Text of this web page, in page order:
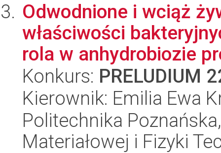
Odwodnione i wciąż
właściwości
rola w anhydrobiozie
Konkurs: PRELUDIUM
Kierownik: Emilia Ewa
Politechnika
Materiałowej i Fizyki